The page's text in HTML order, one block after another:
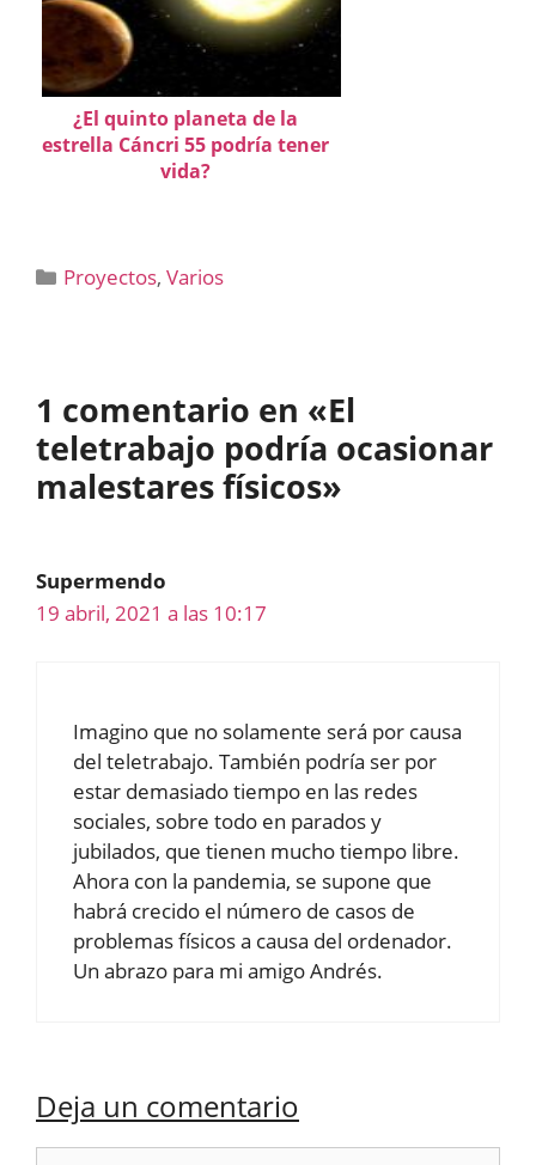
¿El quinto planeta de la
estrella Cáncri 55 podría tener
vida?
Categorías
Proyectos,Varios
1 comentario en «El
teletrabajo podría ocasionar
malestares físicos»
Supermendo
19 abril, 2021 a las 10:17
Imagino que no solamente será por causa
del teletrabajo. También podría ser por
estar demasiado tiempo en las redes
sociales, sobre todo en parados y
jubilados, que tienen mucho tiempo libre.
Ahora con la pandemia, se supone que
habrá crecido el número de casos de
problemas físicos a causa del ordenador.
Un abrazo para mi amigo Andrés.
Deja un comentario